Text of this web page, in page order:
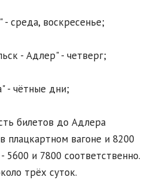
среда, воскресенье;
- Адлер" - четверг;
- чётные дни;
билетов до Адлера
плацкартном вагоне и 8200
5600 и 7800 соответственно.
трёх суток.